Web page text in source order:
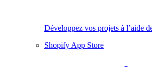
Développez vos projets à l’aide
Shopify App Store